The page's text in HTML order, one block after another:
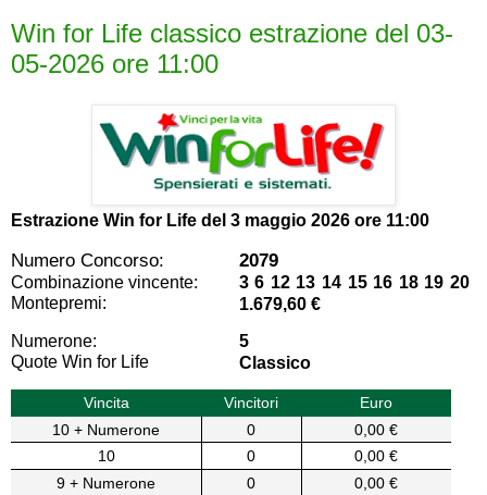
Win for Life classico estrazione del 03-
05-2026 ore 11:00
Estrazione Win for Life del 3 maggio 2026 ore 11:00
Numero Concorso: 2079
Combinazione vincente:
3 6 12 13 14 15 16 18 19 20
Montepremi:
1.679,60 €
Numerone:
5
Quote Win for Life
Classico
Vincita Vincitori
Euro
10 + Numerone
0
0,00 €
10
0
0,00 €
9 + Numerone
0
0,00 €